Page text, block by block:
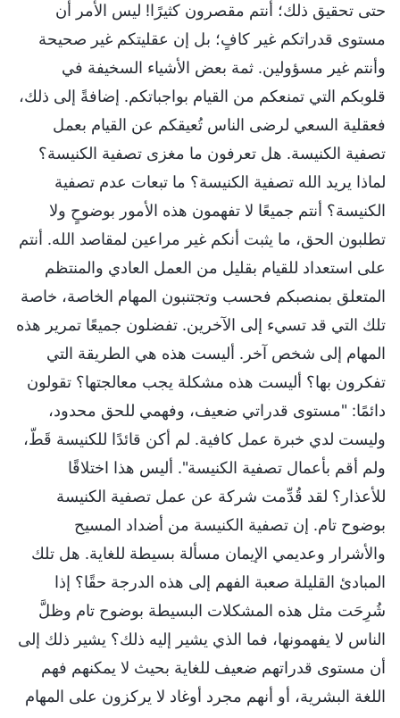
حتى تحقيق ذلك؛ أنتم مقصرون كثيرًا! ليس الأمر أن
مستوى قدراتكم غير كافٍ؛ بل إن عقليتكم غير صحيحة
وأنتم غير مسؤولين. ثمة بعض الأشياء السخيفة في
قلوبكم التي تمنعكم من القيام بواجباتكم. إضافةً إلى ذلك،
فعقلية السعي لرضى الناس تُعيقكم عن القيام بعمل
تصفية الكنيسة. هل تعرفون ما مغزى تصفية الكنيسة؟
لماذا يريد الله تصفية الكنيسة؟ ما تبعات عدم تصفية
الكنيسة؟ أنتم جميعًا لا تفهمون هذه الأمور بوضوحٍ ولا
تطلبون الحق، ما يثبت أنكم غير مراعين لمقاصد الله. أنتم
على استعداد للقيام بقليل من العمل العادي والمنتظم
المتعلق بمنصبكم فحسب وتجتنبون المهام الخاصة، خاصة
تلك التي قد تسيء إلى الآخرين. تفضلون جميعًا تمرير هذه
المهام إلى شخص آخر. أليست هذه هي الطريقة التي
تفكرون بها؟ أليست هذه مشكلة يجب معالجتها؟ تقولون
دائمًا: "مستوى قدراتي ضعيف، وفهمي للحق محدود،
وليست لدي خبرة عمل كافية. لم أكن قائدًا للكنيسة قَطّ،
ولم أقم بأعمال تصفية الكنيسة". أليس هذا اختلاقًا
للأعذار؟ لقد قُدِّمت شركة عن عمل تصفية الكنيسة
بوضوح تام. إن تصفية الكنيسة من أضداد المسيح
والأشرار وعديمي الإيمان مسألة بسيطة للغاية. هل تلك
المبادئ القليلة صعبة الفهم إلى هذه الدرجة حقًا؟ إذا
شُرِحَت مثل هذه المشكلات البسيطة بوضوح تام وظلَّ
الناس لا يفهمونها، فما الذي يشير إليه ذلك؟ يشير ذلك إلى
أن مستوى قدراتهم ضعيف للغاية بحيث لا يمكنهم فهم
اللغة البشرية، أو أنهم مجرد أوغاد لا يركزون على المهام